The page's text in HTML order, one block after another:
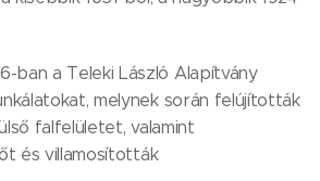
ban a Teleki László Alapítvány
melynek során felújították
falfelületet, valamint
és villamosították